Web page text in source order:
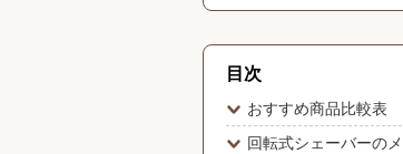
目次
おすすめ商品比較表
回転式シェーバーの